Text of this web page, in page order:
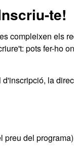
te!
compleixen els
pots fer-ho
la
preu del